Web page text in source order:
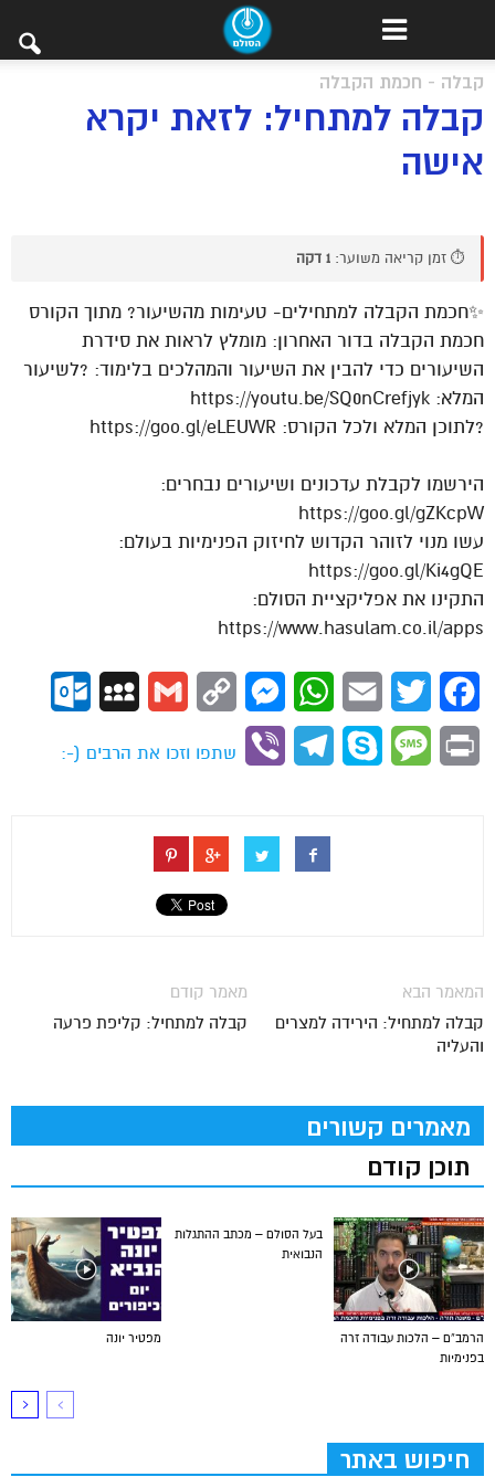
קבלה - חכמת הקבלה
קבלה למתחיל: לזאת יקרא
אישה
⏱️ זמן קריאה משוער: 1 דקה
✨חכמת הקבלה למתחילים- טעימות מהשיעור? מתוך הקורס
חכמת הקבלה בדור האחרון: מומלץ לראות את סידרת
השיעורים כדי להבין את השיעור והמהלכים בלימוד: ?לשיעור
המלא: https://youtu.be/SQ0nCrefjyk
?לתוכן המלא ולכל הקורס: https://goo.gl/eLEUWR
הירשמו לקבלת עדכונים ושיעורים נבחרים:
https://goo.gl/gZKcpW
עשו מנוי לזוהר הקדוש לחיזוק הפנימיות בעולם:
https://goo.gl/Ki4gQE
התקינו את אפליקציית הסולם:
https://www.hasulam.co.il/apps
Facebook
Twitter
Email
WhatsApp
Messenger
Copy
Gmail
MySpace
Print
Message
Skype
Telegram
Viber
שתפו וזכו את הרבים (-:
מאמר קודם
קבלה למתחיל: קליפת פרעה
המאמר הבא
קבלה למתחיל: הירידה למצרים
והעליה
מאמרים קשורים
תוכן קודם
מפטיר יונה
בעל הסולם – מכתב ההתגלות
הנבואית
הרמב”ם – הלכות עבודה זרה
בפנימיות
חיפוש באתר